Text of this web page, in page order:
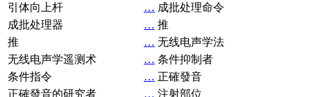
引体向上杆
… 成批处理命令
成批处理器
… 推
推
… 无线电声学法
无线电声学遥测术
… 条件抑制者
条件指令
… 正確發音
正確發音的研究者
… 注射部位